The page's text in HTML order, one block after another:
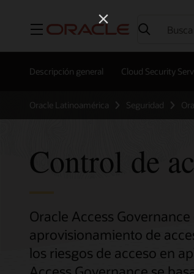
Menú
Descripción general Cloud Security
Oracle Latinoamérica Seguridad
Control de
Oracle Access
aprovisionamiento de
los riesgos de acceso en